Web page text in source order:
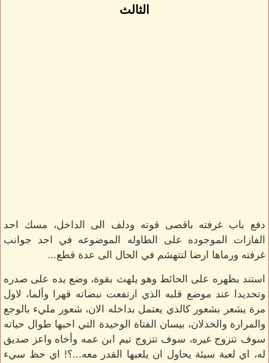
الثالث
دفع باب غرفته باقصى قوته ودلف الى الداخل، مسك احد
الفازات الموجوده على الطاوله الموضوعه في احد جوانب
غرفته ورماها ارضا لتتهشم في الحال الى عدة قطع...
استند بظهره على الحائط وهو يلهث بقوة، وضع يده على صدره
وتحديدا عند موضع قلبه الذي ارتفعت نبضاته قهرا وألما، لاول
مرة يشعر بشعور كالذي يعتمل بداخله الان، شعور مليء بالوجع
والمرارة والخذلان، بيسان الفتاة الوحيدة التي احبها طوال حياته
سوف تتزوج غيره، سوف تتزوج تيم ابن عمه وأخاه واعز صديق
له، اي لعبة سيئة يحاول ان يلعبها القدر معه...؟! اي حظ سيء